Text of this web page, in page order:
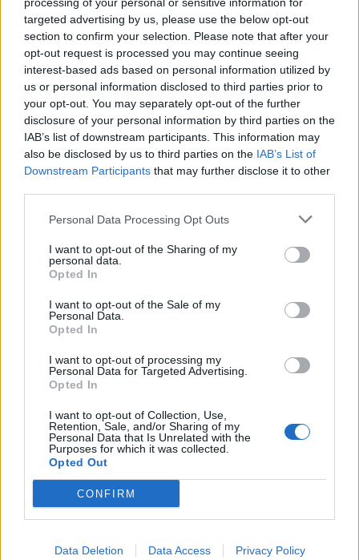
targeted advertising by us, please use the below opt-out
section to confirm your selection. Please note that after your
opt-out request is processed you may continue seeing
interest-based ads based on personal information utilized by
us or personal information disclosed to third parties prior to
your opt-out. You may separately opt-out of the further
disclosure of your personal information by third parties on the
IAB’s list of downstream participants. This information may
also be disclosed by us to third parties on the IAB’s List of
Downstream Participants that may further disclose it to other
Personal Data Processing Opt Outs
I want to opt-out of the Sharing of my
personal data.
Opted In
I want to opt-out of the Sale of my
Personal Data.
Opted In
I want to opt-out of processing my
Personal Data for Targeted Advertising.
Opted In
I want to opt-out of Collection, Use,
Retention, Sale, and/or Sharing of my
Personal Data that Is Unrelated with the
Purposes for which it was collected.
Opted Out
CONFIRM
Data Deletion Data Access Privacy Policy
mostrato segnali di crescita, guadagnandosi
anche le giuste parole dallo stesso Allegri.
Contro la Fiorentina, potrebbe toccare
nuovamente ad uno fra l'ex Chelsea e l'ex
Feyenoord.
Alessandro Montano
Leggi anche...
sul rigore di Pulisic..."